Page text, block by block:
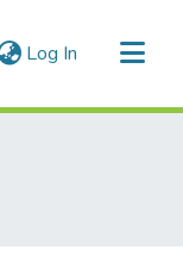
Log In (current)